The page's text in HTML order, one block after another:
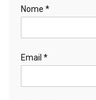
Nome *
Email *